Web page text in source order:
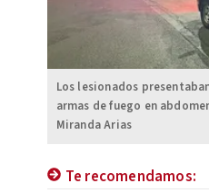
Los lesionados
armas de fuego en
Miranda Arias
Te recomendamos: